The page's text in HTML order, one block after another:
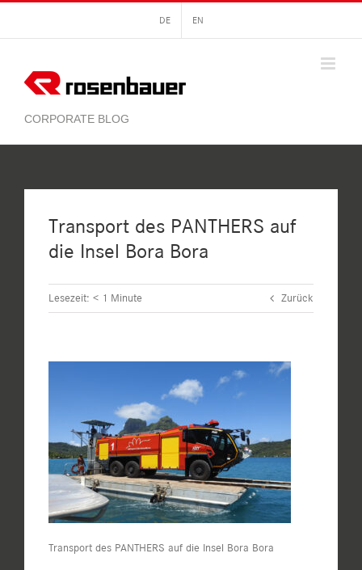
springen
DE EN
Transport des PANTHERS auf
die Insel Bora Bora
Lesezeit: < 1 Minute Zurück
Transport des PANTHERS auf die Insel Bora Bora